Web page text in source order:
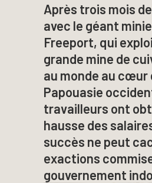
Après trois mois
avec le géant
Freeport, qui
grande mine de
au monde au cœur
Papouasie
travailleurs ont
hausse des
succès ne peut
exactions
gouvernement